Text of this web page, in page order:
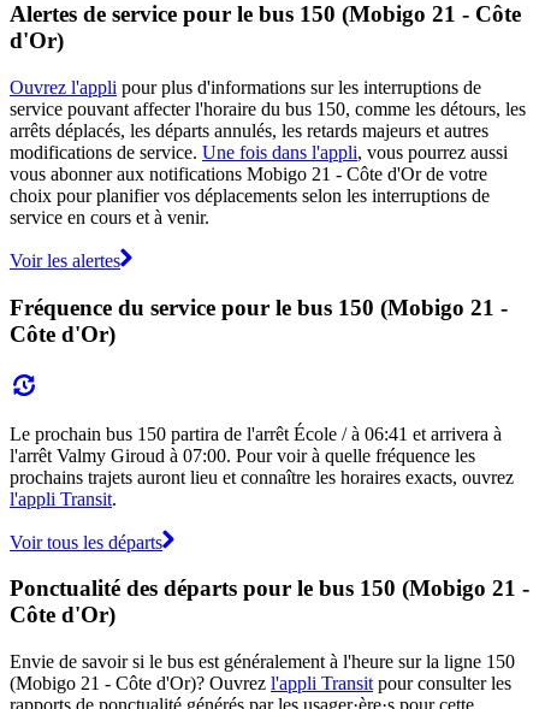
Alertes de service pour le bus 150 (Mobigo 21 - Côte
d'Or)
Ouvrez l'appli pour plus d'informations sur les interruptions de
service pouvant affecter l'horaire du bus 150, comme les détours, les
arrêts déplacés, les départs annulés, les retards majeurs et autres
modifications de service. Une fois dans l'appli, vous pourrez aussi
vous abonner aux notifications Mobigo 21 - Côte d'Or de votre
choix pour planifier vos déplacements selon les interruptions de
service en cours et à venir.
Voir les alertes
Fréquence du service pour le bus 150 (Mobigo 21 -
Côte d'Or)
Le prochain bus 150 partira de l'arrêt École / à 06:41 et arrivera à
l'arrêt Valmy Giroud à 07:00. Pour voir à quelle fréquence les
prochains trajets auront lieu et connaître les horaires exacts, ouvrez
l'appli Transit.
Voir tous les départs
Ponctualité des départs pour le bus 150 (Mobigo 21 -
Côte d'Or)
Envie de savoir si le bus est généralement à l'heure sur la ligne 150
(Mobigo 21 - Côte d'Or)? Ouvrez l'appli Transit pour consulter les
rapports de ponctualité générés par les usager·ère·s pour cette